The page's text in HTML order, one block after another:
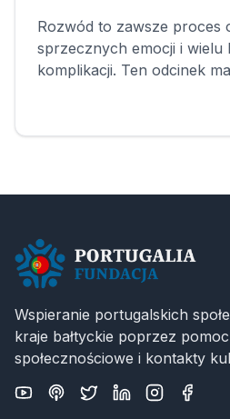
Rozwód to zawsze proces
sprzecznych emocji i
komplikacji. Ten odcinek
stworzony przez
Niemiec we współpracy z
Wspieranie portugalskich
kraje bałtyckie poprzez
społecznościowe i kontakty